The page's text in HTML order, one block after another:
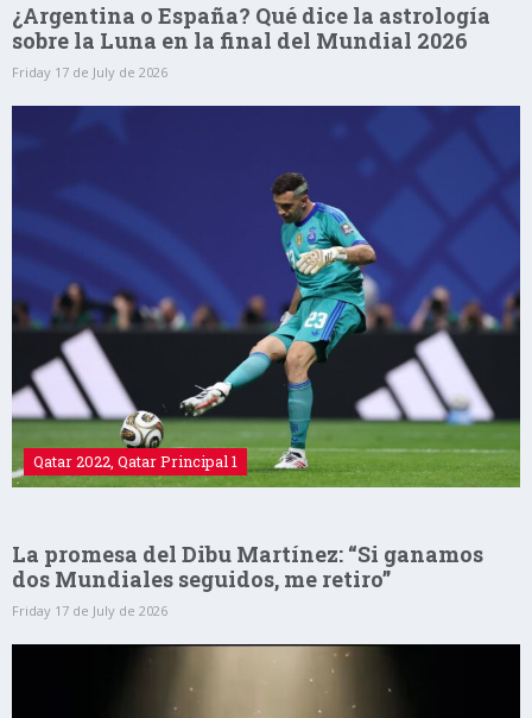
¿Argentina o España? Qué dice la astrología
sobre la Luna en la final del Mundial 2026
Friday 17 de July de 2026
Qatar 2022 Qatar Principal 1
La promesa del Dibu Martínez: “Si ganamos
dos Mundiales seguidos, me retiro”
Friday 17 de July de 2026